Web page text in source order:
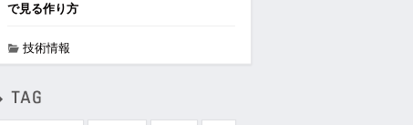
で見る作り方
技術情報